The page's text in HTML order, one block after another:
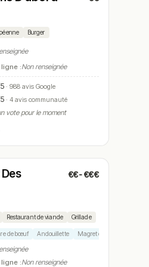
Burger
:Non renseignée
· 988 avis Google
· 4 avis communauté
vote pour le moment
€€-€€€
Restaurant de viande Grillade
de bœuf Andouillette Magret de canard
:Non renseignée